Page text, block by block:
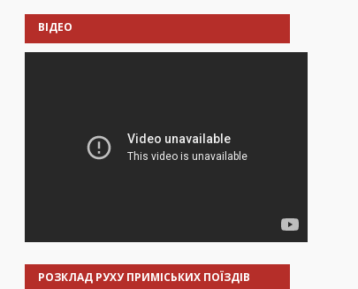
ВІДЕО
РОЗКЛАД РУХУ ПРИМІСЬКИХ ПОЇЗДІВ